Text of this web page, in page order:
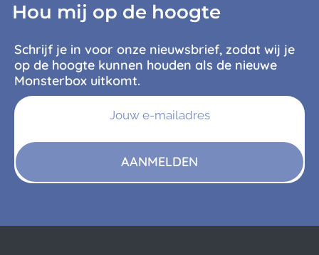
Hou mij op de hoogte
Schrijf je in voor onze nieuwsbrief, zodat wij je
op de hoogte kunnen houden als de nieuwe
Monsterbox uitkomt.
AANMELDEN